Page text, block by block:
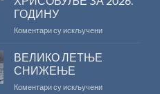
Министарства
за
српском
ГОДИНУ
Коментари су искљученина
ХРИСОВУЉЕ
ВЕЛИКО ЛЕТЊЕ
СНИЖЕЊЕ
Коментари су искљученина